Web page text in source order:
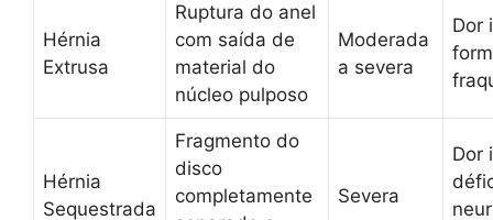
Hérnia
Extrusa
Ruptura do anel
com saída de
material do
núcleo pulposo
Moderada
a severa
Dor
Hérnia
Sequestrada
Fragmento do
disco
completamente
Severa
Dor